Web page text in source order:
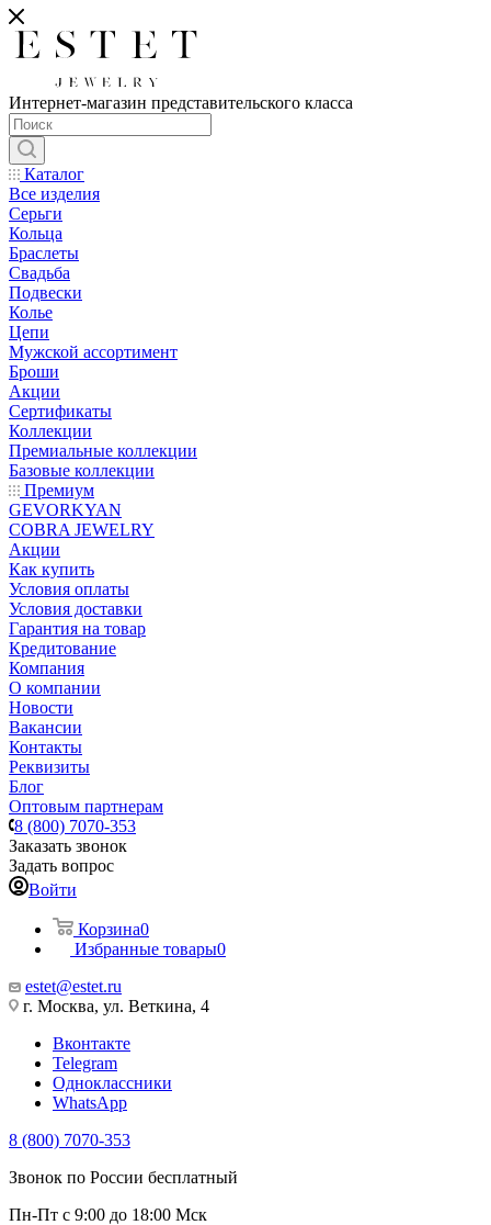
Интернет-магазин представительского класса
Каталог
Все изделия
Серьги
Кольца
Браслеты
Свадьба
Подвески
Колье
Цепи
Мужской ассортимент
Броши
Акции
Сертификаты
Коллекции
Премиальные коллекции
Базовые коллекции
Премиум
GEVORKYAN
COBRA JEWELRY
Акции
Как купить
Условия оплаты
Условия доставки
Гарантия на товар
Кредитование
Компания
О компании
Новости
Вакансии
Контакты
Реквизиты
Блог
Оптовым партнерам
8 (800) 7070-353
Заказать звонок
Задать вопрос
Войти
Корзина0
Избранные товары0
estet@estet.ru
г. Москва, ул. Веткина, 4
Вконтакте
Telegram
Одноклассники
WhatsApp
8 (800) 7070-353
Звонок по России бесплатный
Пн-Пт с 9:00 до 18:00 Мск